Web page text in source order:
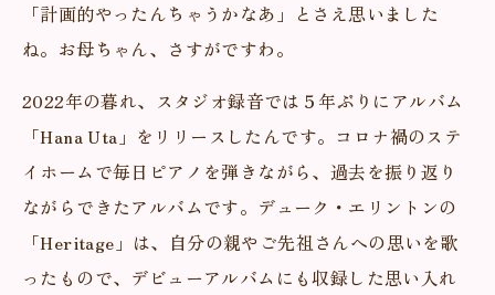
「計画的やったんちゃうかなあ」とさえ思いました
ね。お母ちゃん、さすがですわ。
2022年の暮れ、スタジオ録音では５年ぶりにアルバム
「Hana Uta」をリリースしたんです。コロナ禍のステ
イホームで毎日ピアノを弾きながら、過去を振り返り
ながらできたアルバムです。デューク・エリントンの
「Heritage」は、自分の親やご先祖さんへの思いを歌
ったもので、デビューアルバムにも収録した思い入れ